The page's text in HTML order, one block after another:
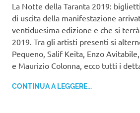
La Notte della Taranta 2019:
di uscita della manifestazione
ventiduesima edizione e che si
2019. Tra gli artisti presenti si
Pequeno, Salif Keita, Enzo
e Maurizio Colonna, ecco tutti i
CONTINUA A LEGGERE...